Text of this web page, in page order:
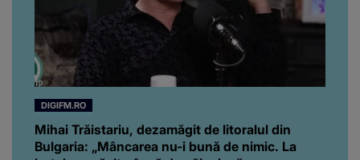
DIGIFM.RO
Mihai Trăistariu, dezamăgit de litoralul din
Bulgaria: „Mâncarea nu-i bună de nimic. La